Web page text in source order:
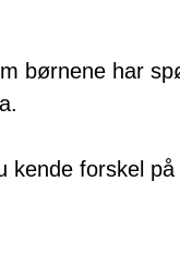
børnene har
kende forskel